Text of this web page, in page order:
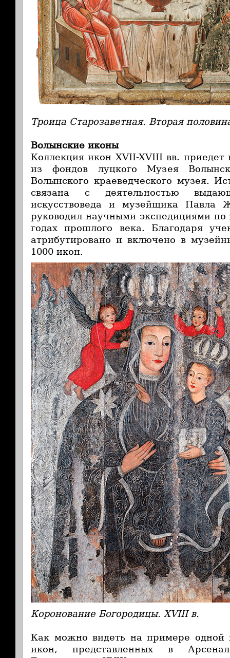
Троица Старозаветная. Вторая
Волынские иконы
Коллекция икон XVII-XVIII вв.
из фондов луцкого Музея
Волынского краеведческого музея.
связана с деятельностью
искусствоведа и музейщика Павла
руководил научными экспедициями
годах прошлого века. Благодаря
атрибутировано и включено в
1000 икон.
Коронование Богородицы. XVIII в.
Как можно видеть на примере одной
икон, представленных в